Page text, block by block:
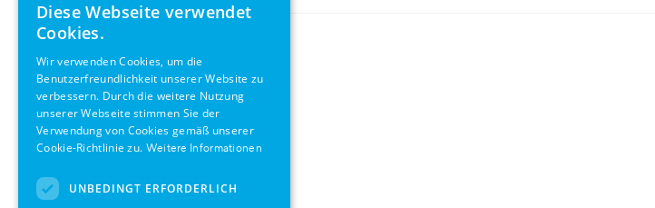
ENGLISH
SWEDISH
Diese Webseite verwendet
Cookies.
Wir verwenden Cookies, um die
Benutzerfreundlichkeit unserer Website zu
verbessern. Durch die weitere Nutzung
unserer Webseite stimmen Sie der
Verwendung von Cookies gemäß unserer
Cookie-Richtlinie zu. Weitere Informationen
UNBEDINGT ERFORDERLICH